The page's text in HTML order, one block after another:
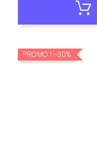
PROMO ! -30%